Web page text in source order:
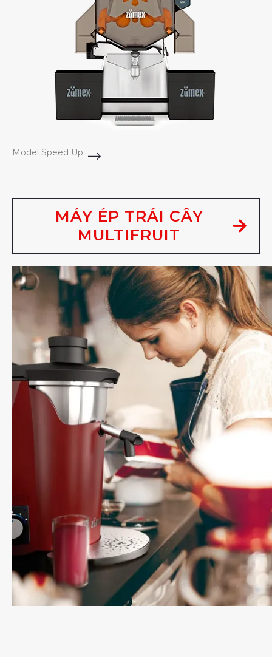
Model Speed Up
MÁY ÉP TRÁI CÂY
MULTIFRUIT